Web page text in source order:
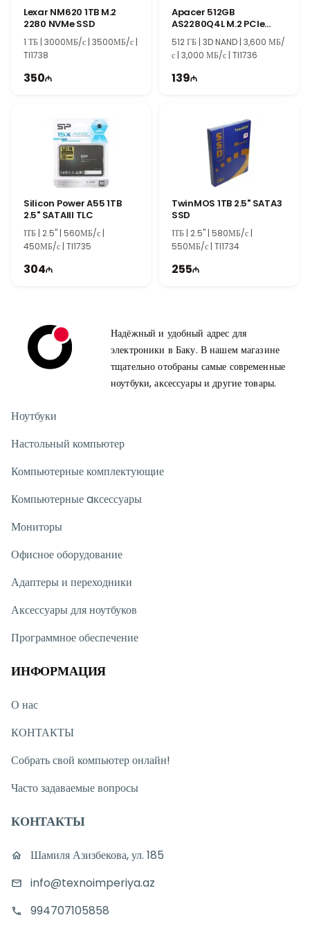
производительностью при длительной эксплуатации.
Lexar NM620 1TB M.2
2280 NVMe SSD
1 ТБ | 3000МБ/с | 3500МБ/с |
TI1738
350
Apacer 512GB
AS2280Q4L M.2 PCIe
Gen4 x4 SSD PCIe Gen4
x4
512 ГБ | 3D NAND | 3,600 МБ/
с | 3,000 МБ/с | TI1736
139
Silicon Power A55 1TB
2.5" SATAIII TLC
1ТБ | 2.5" | 560МБ/с |
450МБ/с | TI1735
304
TwinMOS 1TB 2.5" SATA3
SSD
1ТБ | 2.5" | 580МБ/с |
550МБ/с | TI1734
255
Надёжный и удобный адрес для
электроники в Баку. В нашем магазине
тщательно отобраны самые современные
ноутбуки, аксессуары и другие товары.
Ноутбуки
Настольный компьютер
Компьютерные комплектующие
Компьютерные aксессуары
Мониторы
Офисное оборудование
Адаптеры и переходники
Аксессуары для ноутбуков
Программное обеспечение
ИНФОРМАЦИЯ
О нас
КОНТАКТЫ
Собрать свой компьютер онлайн!
Часто задаваемые вопросы
КОНТАКТЫ
Шамиля Азизбекова, ул. 185
info@texnoimperiya.az
994707105858